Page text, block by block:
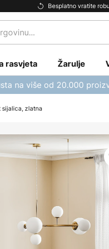
Besplatno vratite
rasvjeta Žarulje
na više od 20.000
sijalica, zlatna